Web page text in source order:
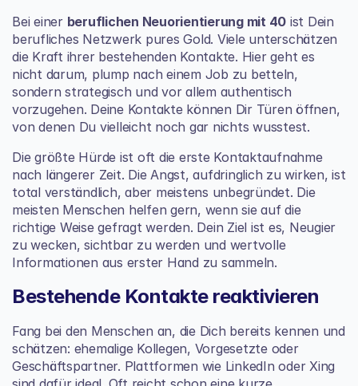
Bei einer beruflichen Neuorientierung mit 40 ist Dein
berufliches Netzwerk pures Gold. Viele unterschätzen
die Kraft ihrer bestehenden Kontakte. Hier geht es
nicht darum, plump nach einem Job zu betteln,
sondern strategisch und vor allem authentisch
vorzugehen. Deine Kontakte können Dir Türen öffnen,
von denen Du vielleicht noch gar nichts wusstest.
Die größte Hürde ist oft die erste Kontaktaufnahme
nach längerer Zeit. Die Angst, aufdringlich zu wirken, ist
total verständlich, aber meistens unbegründet. Die
meisten Menschen helfen gern, wenn sie auf die
richtige Weise gefragt werden. Dein Ziel ist es, Neugier
zu wecken, sichtbar zu werden und wertvolle
Informationen aus erster Hand zu sammeln.
Bestehende Kontakte reaktivieren
Fang bei den Menschen an, die Dich bereits kennen und
schätzen: ehemalige Kollegen, Vorgesetzte oder
Geschäftspartner. Plattformen wie LinkedIn oder Xing